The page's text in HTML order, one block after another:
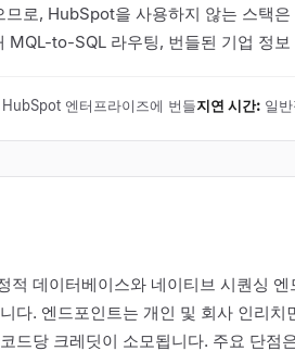
로, HubSpot을 사용하지 않는 스택
to-SQL 라우팅, 번들된 기업 정
HubSpot 엔터프라이즈에 번들지연 시간: 일
데이터베이스와 네이티브 시퀀싱
다. 엔드포인트는 개인 및 회사 인리
드당 크레딧이 소모됩니다. 주요 단